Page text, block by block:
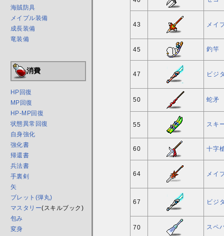
海賊防具
メイプル装備
成長装備
竜装備
消費
HP回復
MP回復
HP-MP回復
状態異常回復
自身強化
強化書
帰還書
兵法書
手裏剣
矢
ブレット(弾丸)
マスタリー(スキルブック)
包み
変身
43 メイ
45 釣竿
47 ビジ
50 蛇矛
55 スキ
60 十字
64 メイ
67 ビジ
70 スペ